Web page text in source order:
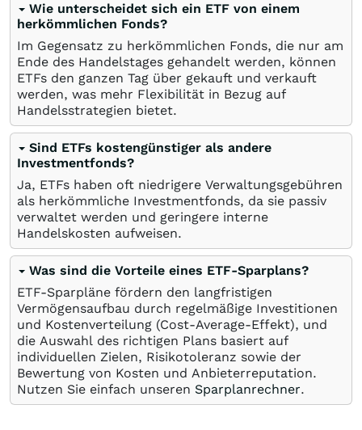
Wie unterscheidet sich ein ETF von einem
herkömmlichen Fonds?
Im Gegensatz zu herkömmlichen Fonds, die nur am
Ende des Handelstages gehandelt werden, können
ETFs den ganzen Tag über gekauft und verkauft
werden, was mehr Flexibilität in Bezug auf
Handelsstrategien bietet.
Sind ETFs kostengünstiger als andere
Investmentfonds?
Ja, ETFs haben oft niedrigere Verwaltungsgebühren
als herkömmliche Investmentfonds, da sie passiv
verwaltet werden und geringere interne
Handelskosten aufweisen.
Was sind die Vorteile eines ETF-Sparplans?
ETF-Sparpläne fördern den langfristigen
Vermögensaufbau durch regelmäßige Investitionen
und Kostenverteilung (Cost-Average-Effekt), und
die Auswahl des richtigen Plans basiert auf
individuellen Zielen, Risikotoleranz sowie der
Bewertung von Kosten und Anbieterreputation.
Nutzen Sie einfach unseren Sparplanrechner.